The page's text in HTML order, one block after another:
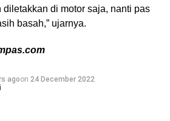
di motor saja, nanti pas
basah,” ujarnya.
agoon 24 December 2022